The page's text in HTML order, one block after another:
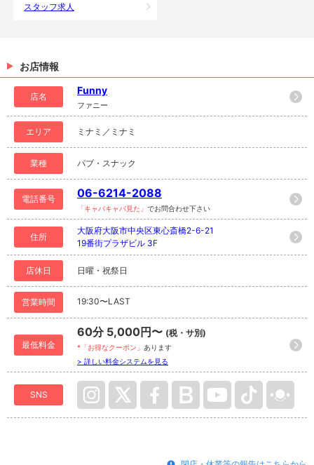
スタッフ求人
お店情報
店名
Funny
ファニー
エリア ミナミ／ミナミ
業種 パブ・スナック
電話番号 06-6214-2088
「キャバキャバ見た」 でお問合わせ下さい
住所
大阪府大阪市中央区東心斎橋2-6-21
19番街プラザビル 3F
店休日 日曜・祝祭日
営業時間 19:30〜LAST
最低料金
60分 5,000円〜 (税・サ別)
*「お得なクーポン」 あります
> 詳しい料金システムを見る
SNS